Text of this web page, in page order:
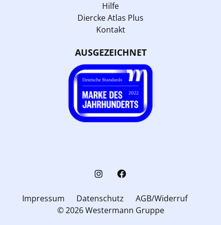
Hilfe
Diercke Atlas Plus
Kontakt
AUSGEZEICHNET
Impressum Datenschutz
AGB/Widerruf
© 2026 Westermann Gruppe